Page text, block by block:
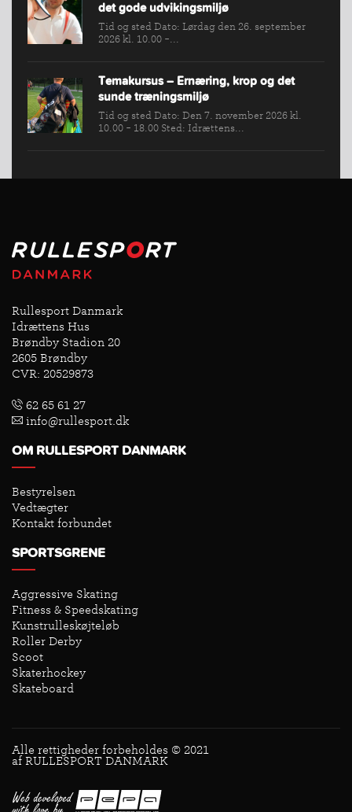
det gode udvikingsmiljø
Tid og sted Dato: Lørdag den 26. september
2026 kl. 10.00 -...
Temakursus – Ernæring, krop og det
sunde træningsmiljø
Tid og sted Dato: Den 7. november 2026 kl.
10.00 - 18.00 Sted: Idrættens...
Rullesport Danmark
Idrættens Hus
Brøndby Stadion 20
2605 Brøndby
CVR: 20529873
62 65 61 27
info@rullesport.dk
OM RULLESPORT DANMARK
Bestyrelsen
Vedtægter
Kontakt forbundet
SPORTSGRENE
Aggressive Skating
Fitness & Speedskating
Kunstrulleskøjteløb
Roller Derby
Scoot
Skaterhockey
Skateboard
Alle rettigheder forbeholdes © 2021
af RULLESPORT DANMARK